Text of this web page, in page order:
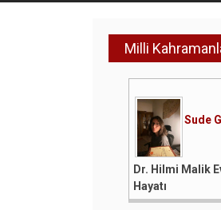
Milli
Sude
Dr. Hilmi Malik
Hayatı